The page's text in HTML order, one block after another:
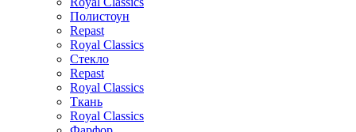
Полистоун
Repast
Royal Classics
Стекло
Repast
Royal Classics
Ткань
Royal Classics